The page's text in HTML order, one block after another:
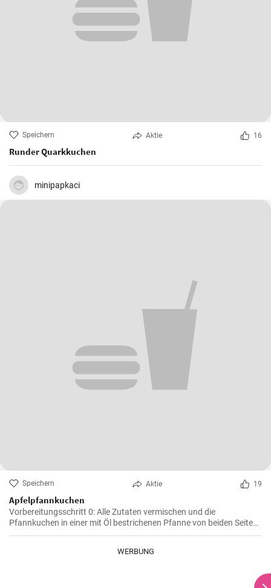
Speichern Aktie 16
Runder Quarkkuchen
minipapkaci
Speichern Aktie 19
Apfelpfannkuchen
Vorbereitungsschritt 0: Alle Zutaten vermischen und die
Pfannkuchen in einer mit Öl bestrichenen Pfanne von beiden Seiten
braten.
WERBUNG